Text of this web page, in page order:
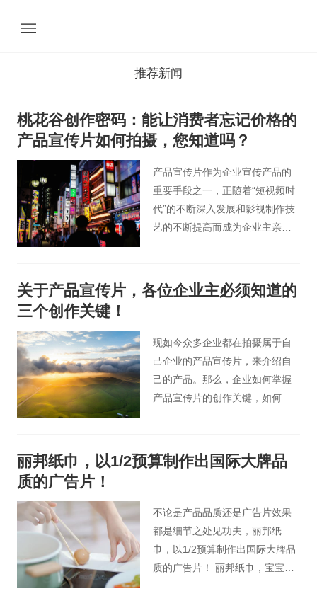
推荐新闻
桃花谷创作密码：能让消费者忘记价格的
产品宣传片如何拍摄，您知道吗？
产品宣传片作为企业宣传产品的
重要手段之一，正随着“短视频时
代”的不断深入发展和影视制作技
艺的不断提高而成为企业主亲睐
生“情感共鸣”，更能在宣传产品的
同时，引起广泛的关注，获得更
拍摄达到好的效果？下面这些点
必不可少。
关于产品宣传片，各位企业主必须知道的
三个创作关键！
现如今众多企业都在拍摄属于自
己企业的产品宣传片，来介绍自
己的产品。那么，企业如何掌握
产品宣传片的创作关键，如何使
丽邦纸巾，以1/2预算制作出国际大牌品
质的广告片！
不论是产品品质还是广告片效果
都是细节之处见功夫，丽邦纸
巾，以1/2预算制作出国际大牌品
质的广告片！ 丽邦纸巾，宝宝爱